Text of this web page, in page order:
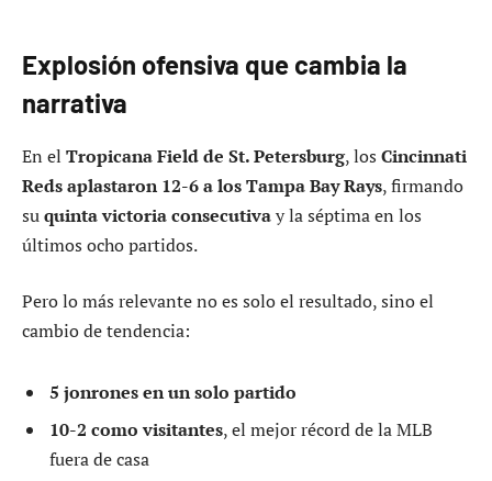
Explosión ofensiva que cambia la
narrativa
En el Tropicana Field de St. Petersburg, los Cincinnati
Reds aplastaron 12-6 a los Tampa Bay Rays, firmando
suquinta victoria consecutivay la séptima en los
últimos ocho partidos.
Pero lo más relevante no es solo el resultado, sino el
cambio de tendencia:
5 jonrones en un solo partido
10-2 como visitantes, el mejor récord de la MLB
fuera de casa